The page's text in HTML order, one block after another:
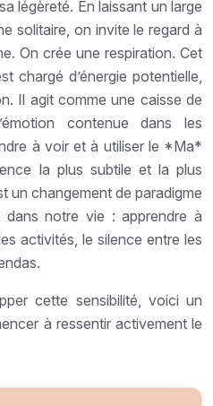
légèreté. En laissant un large
solitaire, on invite le regard à
On crée une respiration. Cet
chargé d’énergie potentielle,
Il agit comme une caisse de
contenue dans les
à voir et à utiliser le *Ma*
la plus subtile et la plus
un changement de paradigme
notre vie : apprendre à
activités, le silence entre les
cette sensibilité, voici un
à ressentir activement le